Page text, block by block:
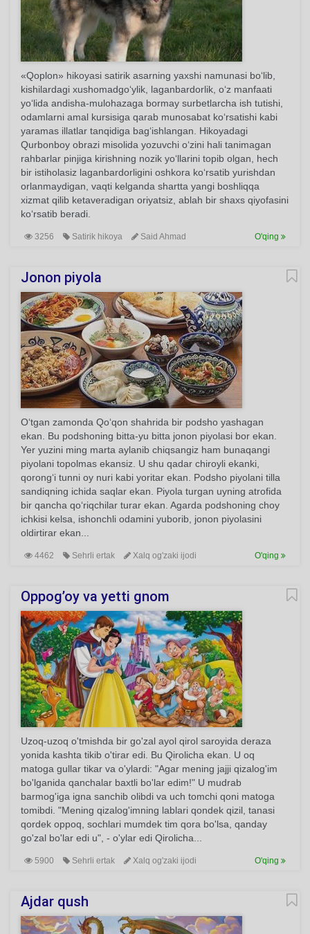
«Qoplon» hikoyasi satirik asarning yaxshi namunasi bo‘lib,
kishilardagi xushomadgo‘ylik, laganbardorlik, o‘z manfaati
yo‘lida andisha-mulohazaga bormay surbetlarcha ish tutishi,
odamlarni amal kursisiga qarab munosabat ko‘rsatishi kabi
yaramas illatlar tanqidiga bag‘ishlangan. Hikoyadagi
Qurbonboy obrazi misolida yozuvchi o‘zini hali tanimagan
rahbarlar pinjiga kirishning nozik yo‘llarini topib olgan, hech
bir istiholasiz laganbardorligini oshkora ko‘rsatib yurishdan
orlanmaydigan, vaqti kelganda shartta yangi boshliqqa
xizmat qilib ketaveradigan oriyatsiz, ablah bir shaxs qiyofasini
ko‘rsatib beradi.
3256 Satirik hikoya Said Ahmad O'qing
Jonon piyola
O‘tgan zamonda Qo‘qon shahrida bir podsho yashagan
ekan. Bu podshoning bitta-yu bitta jonon piyolasi bor ekan.
Yer yuzini ming marta aylanib chiqsangiz ham bunaqangi
piyolani topolmas ekansiz. U shu qadar chiroyli ekanki,
qorong‘i tunni oy nuri kabi yoritar ekan. Podsho piyolani tilla
sandiqning ichida saqlar ekan. Piyola turgan uyning atrofida
bir qancha qo‘riqchilar turar ekan. Agarda podshoning choy
ichkisi kelsa, ishonchli odamini yuborib, jonon piyolasini
oldirtirar ekan...
4462 Sehrli ertak Xalq og'zaki ijodi O'qing
Oppog’oy va yetti gnom
Uzoq-uzoq o'tmishda bir go'zal ayol qirol saroyida deraza
yonida kashta tikib o'tirar edi. Bu Qirolicha ekan. U oq
matoga gullar tikar va o'ylardi: "Agar mening jajji qizalog'im
bo'lganida qanchalar baxtli bo'lar edim!" U mudrab
barmog'iga igna sanchib olibdi va uch tomchi qoni matoga
tomibdi. "Mening qizalog'imning lablari qondek qizil, tanasi
qordek oppoq, sochlari mumdek tim qora bo'lsa, qanday
go'zal bo'lar edi u", - o'ylar edi Qirolicha...
5900 Sehrli ertak Xalq og'zaki ijodi O'qing
Ajdar qush